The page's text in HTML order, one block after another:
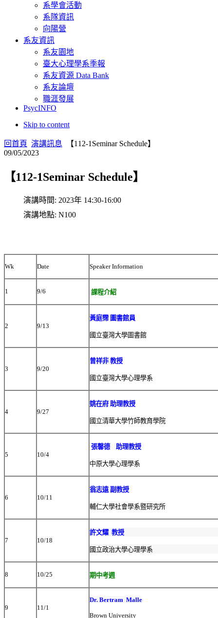
系學會活動
系隊資訊
向陽營
系友資訊
系友園地
臺大心理學系季報
系友資源 Data Bank
系友論壇
職涯發展
PsycINFO
Skip to content
回首頁 演講訊息
【112-1Seminar Schedule】
09/05/2023
【112-1Seminar Schedule】
演講時間: 2023年 14:30-16:00
演講地點: N100
Wk Date Speaker Information
1 9/6 課程介紹
2 9/13
黃庭霈 圖書館員
國立臺灣大學圖書館
3 9/20
曾祥非 教授
國立臺灣大學心理學系
4 9/27
姚在府 助理教授
國立清華大學竹師教育學院
5 10/4
張馨德 助理教授
中原大學心理學系
6 10/11
翁志遠 副教授
輔仁大學社會學系暨研究所
7 10/18
許文耀 教授
國立政治大學心理學系
8 10/25 期中考週
9 11/1
Dr. Bertram Malle
Brown University